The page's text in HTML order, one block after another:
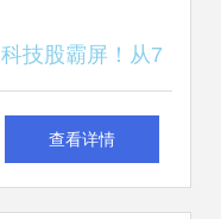
科技股霸屏！从7
连板到全面开花，
查看详情